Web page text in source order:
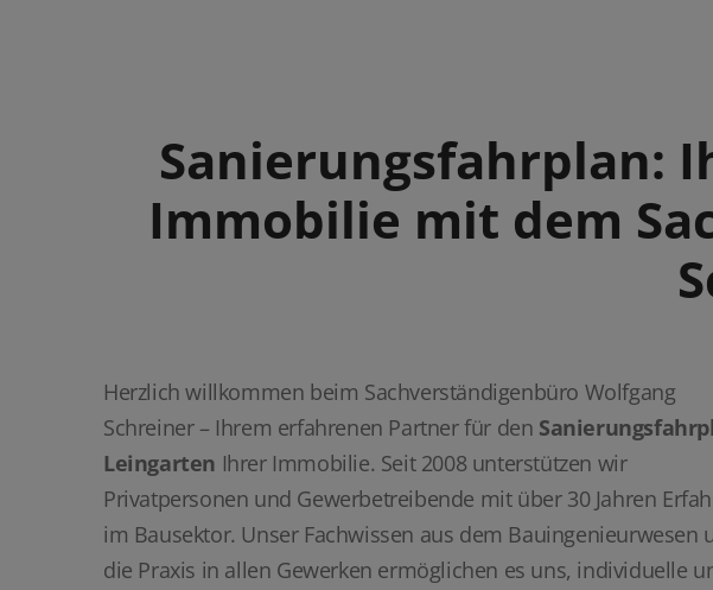
Sanierungsfahrplan:
Immobilie mit dem
Herzlich willkommen beim Sachverständigenbüro Wolfgang
Schreiner – Ihrem erfahrenen Partner für den
Leingarten Ihrer Immobilie. Seit 2008 unterstützen wir
Privatpersonen und Gewerbetreibende mit über 30 Jahren
im Bausektor. Unser Fachwissen aus dem Bauingenieurwesen
die Praxis in allen Gewerken ermöglichen es uns, individuelle